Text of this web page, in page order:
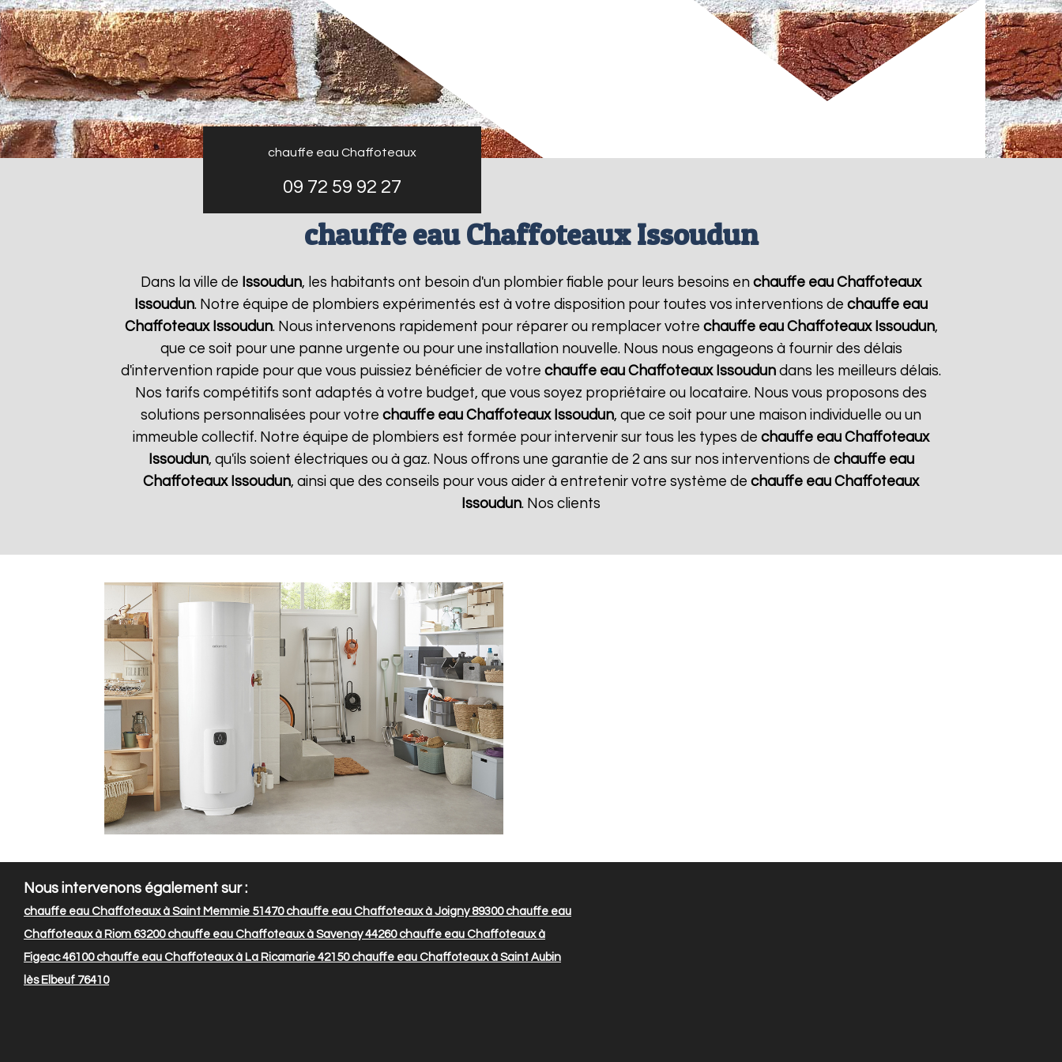
chauffe eau Chaffoteaux
09 72 59 92 27
chauffe eau Chaffoteaux Issoudun
Dans la ville de Issoudun, les habitants ont besoin d'un plombier fiable pour leurs besoins en chauffe eau Chaffoteaux
Issoudun. Notre équipe de plombiers expérimentés est à votre disposition pour toutes vos interventions de chauffe eau
Chaffoteaux Issoudun. Nous intervenons rapidement pour réparer ou remplacer votre chauffe eau Chaffoteaux Issoudun,
que ce soit pour une panne urgente ou pour une installation nouvelle. Nous nous engageons à fournir des délais
d'intervention rapide pour que vous puissiez bénéficier de votre chauffe eau Chaffoteaux Issoudun dans les meilleurs délais.
Nos tarifs compétitifs sont adaptés à votre budget, que vous soyez propriétaire ou locataire. Nous vous proposons des
solutions personnalisées pour votre chauffe eau Chaffoteaux Issoudun, que ce soit pour une maison individuelle ou un
immeuble collectif. Notre équipe de plombiers est formée pour intervenir sur tous les types de chauffe eau Chaffoteaux
Issoudun, qu'ils soient électriques ou à gaz. Nous offrons une garantie de 2 ans sur nos interventions de chauffe eau
Chaffoteaux Issoudun, ainsi que des conseils pour vous aider à entretenir votre système de chauffe eau Chaffoteaux
Issoudun. Nos clients
Nous intervenons également sur :
chauffe eau Chaffoteaux à Saint Memmie 51470chauffe eau Chaffoteaux à Joigny 89300chauffe eau
Chaffoteaux à Riom 63200chauffe eau Chaffoteaux à Savenay 44260chauffe eau Chaffoteaux à
Figeac 46100chauffe eau Chaffoteaux à La Ricamarie 42150chauffe eau Chaffoteaux à Saint Aubin
lès Elbeuf 76410